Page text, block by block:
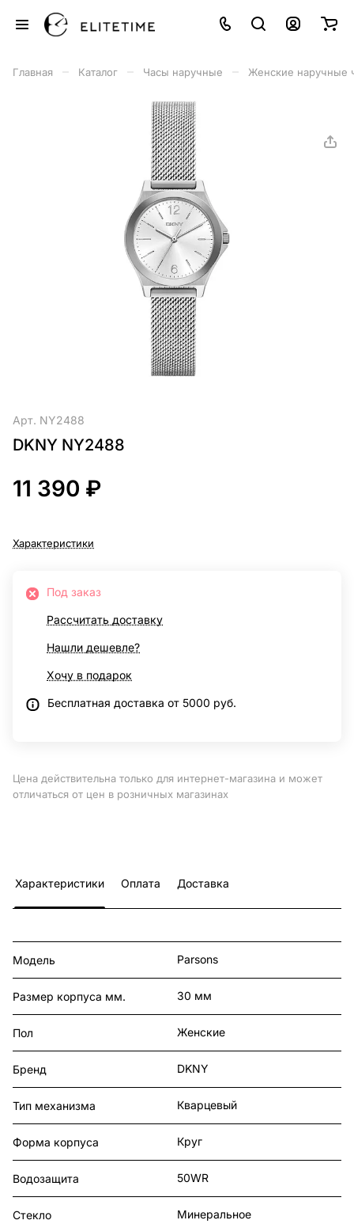
Главная Каталог Часы наручные Женские наручные
Арт. NY2488
DKNY NY2488
11 390 ₽
Характеристики
Под заказ
Рассчитать доставку
Нашли дешевле?
Хочу в подарок
Бесплатная доставка от 5000 руб.
Цена действительна только для интернет-магазина и может
отличаться от цен в розничных магазинах
Характеристики Оплата Доставка
Модель Parsons
Размер корпуса мм. 30 мм
Пол Женские
Бренд DKNY
Тип механизма Кварцевый
Форма корпуса Круг
Водозащита 50WR
Стекло Минеральное